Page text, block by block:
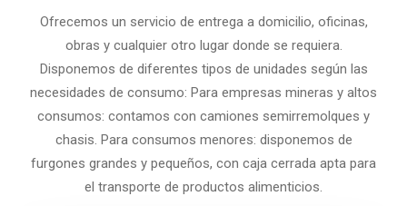
Ofrecemos un servicio de entrega a domicilio, oficinas,
obras y cualquier otro lugar donde se requiera.
Disponemos de diferentes tipos de unidades según las
necesidades de consumo: Para empresas mineras y altos
consumos: contamos con camiones semirremolques y
chasis. Para consumos menores: disponemos de
furgones grandes y pequeños, con caja cerrada apta para
el transporte de productos alimenticios.